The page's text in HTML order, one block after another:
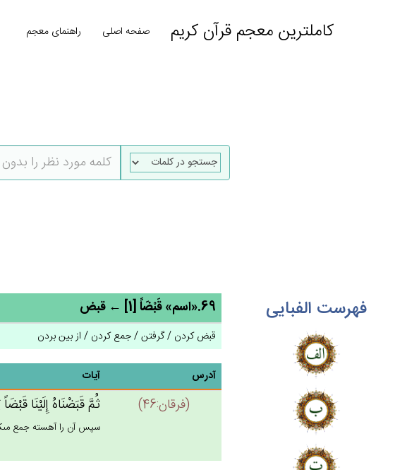
کاملترین معجم قرآن کریم صفحه اصلی راهنمای معجم
فهرست الفبایی 69.«اسم» قَبْضَاً [1] ← قبض
قبض کردن / گرفتن / جمع کردن / از بین بردن
آدرس آیات
(فرقان:46) ثُم‌َّ قَبَضْنَاه‌ُ إِلَيْنَا قَبْضَاً
سپس آن را آهسته جمع